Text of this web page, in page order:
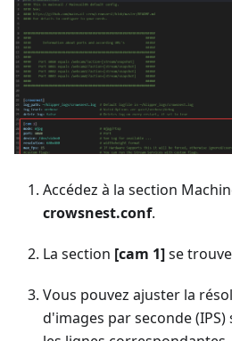
Accédez à la section
crowsnest.conf.
La section [cam 1]se
Vous pouvez ajuster la
d'images par seconde